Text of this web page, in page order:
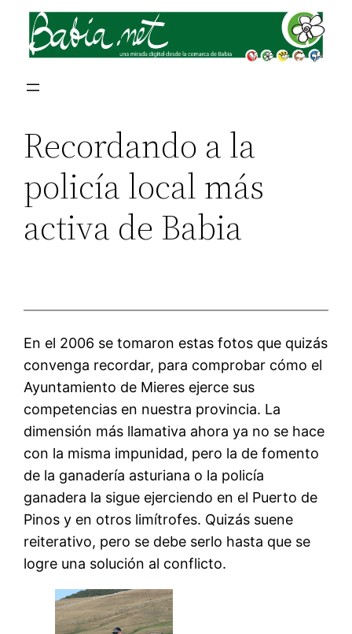
Recordando a la
policía local más
activa de Babia
En el 2006 se tomaron estas fotos que quizás
convenga recordar, para comprobar cómo el
Ayuntamiento de Mieres ejerce sus
competencias en nuestra provincia. La
dimensión más llamativa ahora ya no se hace
con la misma impunidad, pero la de fomento
de la ganadería asturiana o la policía
ganadera la sigue ejerciendo en el Puerto de
Pinos y en otros limítrofes. Quizás suene
reiterativo, pero se debe serlo hasta que se
logre una solución al conflicto.